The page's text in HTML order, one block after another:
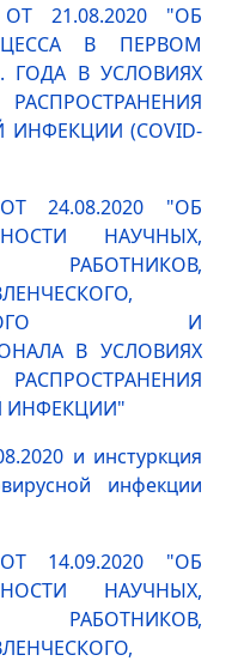
21.08.2020 "ОБ
В ПЕРВОМ
ГОДА В УСЛОВИЯХ
(COVID-
24.08.2020 "ОБ
НАУЧНЫХ,
РАБОТНИКОВ,
И
В УСЛОВИЯХ
ИНФЕКЦИИ"
и инстуркция
инфекции
14.09.2020 "ОБ
НАУЧНЫХ,
РАБОТНИКОВ,